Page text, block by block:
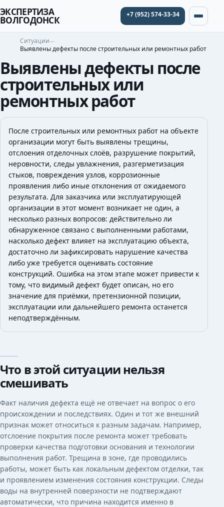
ЭКСПЕРТИЗА
ВОЛГОДОНСК
+7 (952) 574-33-34
Ситуации
Выявлены дефекты после строительных или ремонтных работ
Выявлены дефекты после
строительных или
ремонтных работ
После строительных или ремонтных работ на объекте
организации могут быть выявлены трещины,
отслоения отделочных слоёв, разрушение покрытий,
неровности, следы увлажнения, разгерметизация
стыков, повреждения узлов, коррозионные
проявления либо иные отклонения от ожидаемого
результата. Для заказчика или эксплуатирующей
организации в этот момент возникает не один, а
несколько разных вопросов: действительно ли
обнаруженное связано с выполненными работами,
насколько дефект влияет на эксплуатацию объекта,
достаточно ли зафиксировать нарушение качества
либо уже требуется оценивать состояние
конструкций. Ошибка на этом этапе может привести к
тому, что видимый дефект будет описан, но его
значение для приёмки, претензионной позиции,
эксплуатации или дальнейшего ремонта останется
неподтверждённым.
Что в этой ситуации нельзя
смешивать
Факт наличия дефекта ещё не отвечает на вопрос о его
происхождении и последствиях. Один и тот же внешний
признак может относиться к разным задачам. Например,
отслоение покрытия после ремонта может требовать
проверки качества подготовки основания и технологии
выполнения работ. Трещина в зоне, где проводились
работы, может быть как локальным дефектом отделки, так
и проявлением изменения состояния конструкции. Следы
воды на внутренней поверхности не подтверждают
автоматически, что причина находится именно в